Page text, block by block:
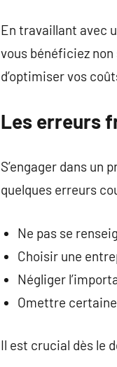
En travaillant avec
vous bénéficiez non
d’optimiser vos
Les erreurs
S’engager dans un
quelques erreurs
Ne pas se
Choisir une
Négliger
Omettre
Il est crucial dès le